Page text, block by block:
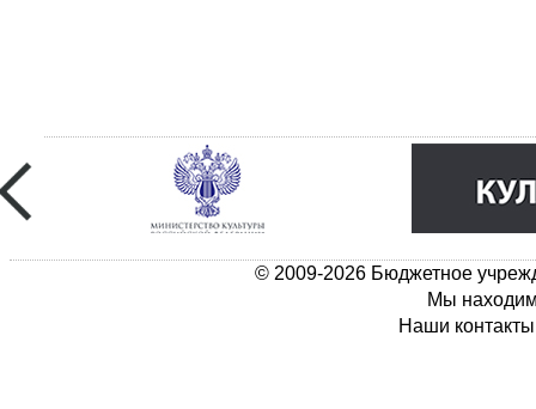
© 2009-2026 Бюджетное
Мы
Наши